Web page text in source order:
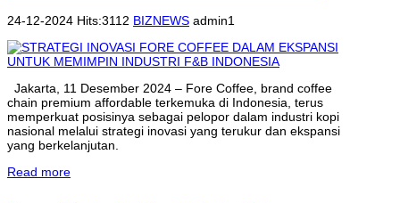
24-12-2024 Hits:3112 BIZNEWS admin1
Jakarta, 11 Desember 2024 – Fore Coffee, brand coffee
chain premium affordable terkemuka di Indonesia, terus
memperkuat posisinya sebagai pelopor dalam industri kopi
nasional melalui strategi inovasi yang terukur dan ekspansi
yang berkelanjutan.
Read more